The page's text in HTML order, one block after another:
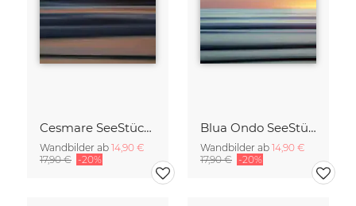
Cesmare SeeStück No.09
Wandbilder ab 14,90 €
17,90 € -20%
Blua Ondo SeeStück No.14
Wandbilder ab 14,90 €
17,90 € -20%